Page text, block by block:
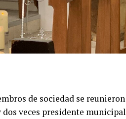
de sociedad se
veces presidente